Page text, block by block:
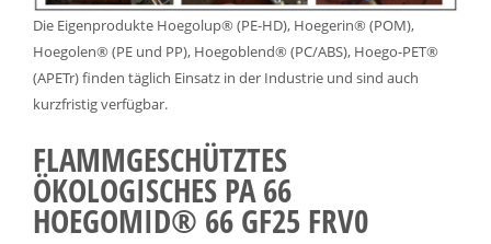
Die Eigenprodukte Hoegolup® (PE-HD), Hoegerin® (POM),
Hoegolen® (PE und PP), Hoegoblend® (PC/ABS), Hoego-PET®
(APETr) finden täglich Einsatz in der Industrie und sind auch
kurzfristig verfügbar.
FLAMMGESCHÜTZTES
ÖKOLOGISCHES PA 66
HOEGOMID® 66 GF25 FRV0